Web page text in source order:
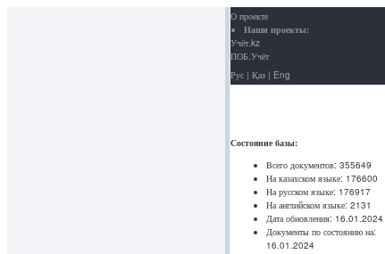
О проекте
Наши проекты:
Учёт.kz
ПОБ.Учёт
Рус | Қаз | Eng
Состояние базы:
Всего документов: 355649
На казахском языке: 176600
На русском языке: 176917
На английском языке: 2131
Дата обновления: 16.01.2024
Документы по состоянию на:
16.01.2024